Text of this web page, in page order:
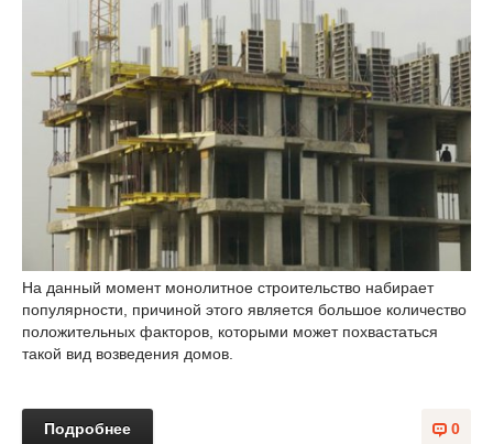
На данный момент монолитное строительство набирает
популярности, причиной этого является большое количество
положительных факторов, которыми может похвастаться
такой вид возведения домов.
0
Подробнее